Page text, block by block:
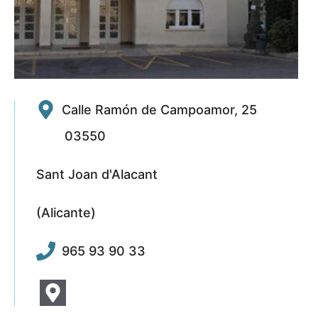
Calle Ramón de Campoamor, 25
03550
Sant Joan d'Alacant
(Alicante)
965 93 90 33